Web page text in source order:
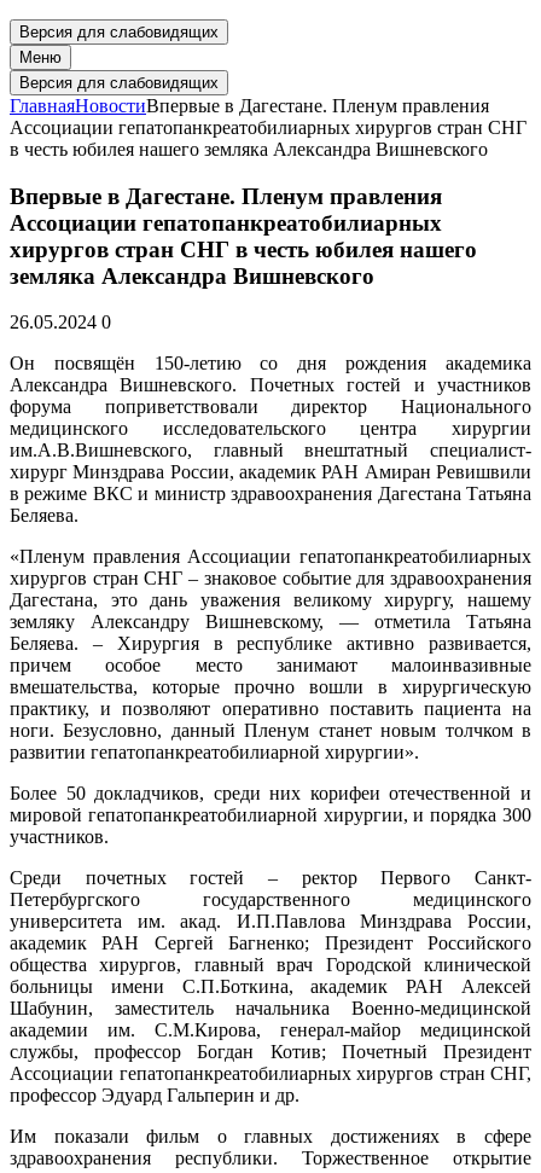
Версия для слабовидящих
Меню
Версия для слабовидящих
ГлавнаяНовостиВпервые в Дагестане. Пленум правления
Ассоциации гепатопанкреатобилиарных хирургов стран СНГ
в честь юбилея нашего земляка Александра Вишневского
Впервые в Дагестане. Пленум правления
Ассоциации гепатопанкреатобилиарных
хирургов стран СНГ в честь юбилея нашего
земляка Александра Вишневского
26.05.2024 0
Он посвящён 150-летию со дня рождения академика
Александра Вишневского. Почетных гостей и участников
форума поприветствовали директор Национального
медицинского исследовательского центра хирургии
им.А.В.Вишневского, главный внештатный специалист-
хирург Минздрава России, академик РАН Амиран Ревишвили
в режиме ВКС и министр здравоохранения Дагестана Татьяна
Беляева.
«Пленум правления Ассоциации гепатопанкреатобилиарных
хирургов стран СНГ – знаковое событие для здравоохранения
Дагестана, это дань уважения великому хирургу, нашему
земляку Александру Вишневскому, — отметила Татьяна
Беляева. – Хирургия в республике активно развивается,
причем особое место занимают малоинвазивные
вмешательства, которые прочно вошли в хирургическую
практику, и позволяют оперативно поставить пациента на
ноги. Безусловно, данный Пленум станет новым толчком в
развитии гепатопанкреатобилиарной хирургии».
Более 50 докладчиков, среди них корифеи отечественной и
мировой гепатопанкреатобилиарной хирургии, и порядка 300
участников.
Среди почетных гостей – ректор Первого Санкт-
Петербургского государственного медицинского
университета им. акад. И.П.Павлова Минздрава России,
академик РАН Сергей Багненко; Президент Российского
общества хирургов, главный врач Городской клинической
больницы имени С.П.Боткина, академик РАН Алексей
Шабунин, заместитель начальника Военно-медицинской
академии им. С.М.Кирова, генерал-майор медицинской
службы, профессор Богдан Котив; Почетный Президент
Ассоциации гепатопанкреатобилиарных хирургов стран СНГ,
профессор Эдуард Гальперин и др.
Им показали фильм о главных достижениях в сфере
здравоохранения республики. Торжественное открытие